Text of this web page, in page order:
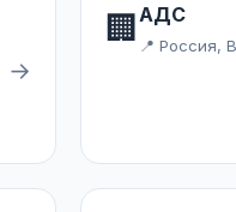
→
🏢 АДС